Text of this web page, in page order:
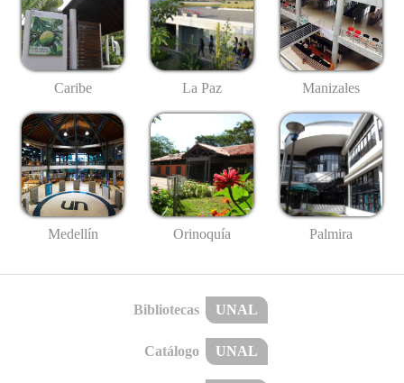
Caribe La Paz Manizales
Medellín Orinoquía Palmira
Bibliotecas UNAL
Catálogo UNAL